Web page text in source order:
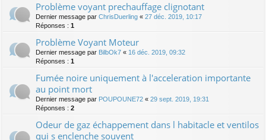
Problème voyant prechauffage clignotant
Dernier message par ChrisDuerling « 27 déc. 2019, 10:17
Réponses : 1
Problème Voyant Moteur
Dernier message par BilbOk7 « 16 déc. 2019, 09:32
Réponses : 1
Fumée noire uniquement à l'acceleration importante
au point mort
Dernier message par POUPOUNE72 « 29 sept. 2019, 19:31
Réponses : 2
Odeur de gaz échappement dans l habitacle et ventilos
qui s enclenche souvent